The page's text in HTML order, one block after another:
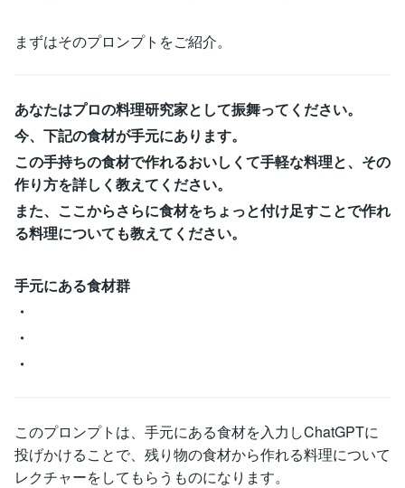
まずはそのプロンプトをご紹介。
あなたはプロの料理研究家として振舞ってください。
今、下記の食材が手元にあります。
この手持ちの食材で作れるおいしくて手軽な料理と、その
作り方を詳しく教えてください。
また、ここからさらに食材をちょっと付け足すことで作れ
る料理についても教えてください。
手元にある食材群
・
・
・
このプロンプトは、手元にある食材を入力しChatGPTに
投げかけることで、残り物の食材から作れる料理について
レクチャーをしてもらうものになります。